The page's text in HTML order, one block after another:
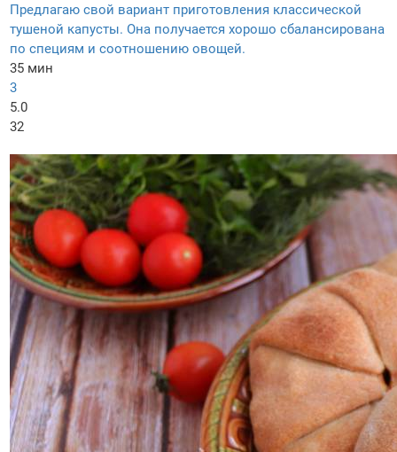
Предлагаю свой вариант приготовления классической
тушеной капусты. Она получается хорошо сбалансирована
по специям и соотношению овощей.
35 мин
3
5.0
32